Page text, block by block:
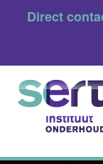
Direct